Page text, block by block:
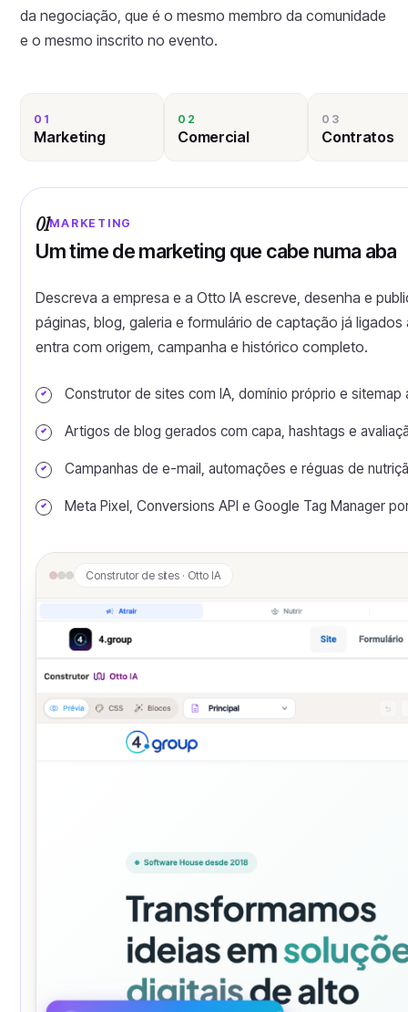
da negociação, que é o mesmo membro da comunidade
e o mesmo inscrito no evento.
01
Marketing
02
Comercial
03
Contratos
01MARKETING
Um time de marketing que cabe numa aba
Descreva a empresa e a Otto IA escreve, desenha e
páginas, blog, galeria e formulário de captação já ligados
entra com origem, campanha e histórico completo.
Construtor de sites com IA, domínio próprio e sitemap
Artigos de blog gerados com capa, hashtags e
Campanhas de e-mail, automações e réguas de
Meta Pixel, Conversions API e Google Tag Manager
Construtor de sites · Otto IA